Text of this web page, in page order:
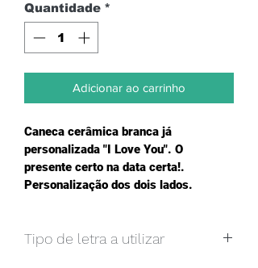
Quantidade *
Adicionar ao carrinho
Caneca cerâmica branca já
personalizada "I Love You". O
presente certo na data certa!.
Personalização dos dois lados.
Tipo de letra a utilizar